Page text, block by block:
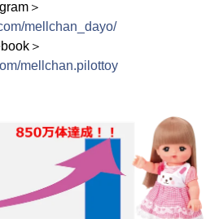
＞
mellchan_dayo/
＞
mellchan.pilottoy